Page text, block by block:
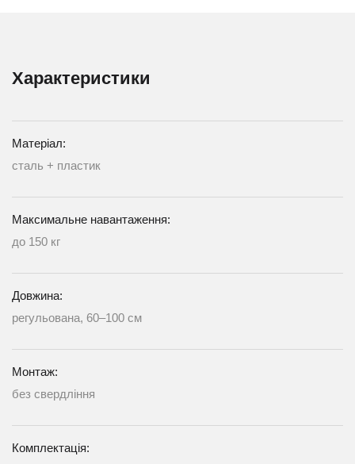
Характеристики
Матеріал:
сталь + пластик
Максимальне навантаження:
до 150 кг
Довжина:
регульована, 60–100 см
Монтаж:
без свердління
Комплектація: